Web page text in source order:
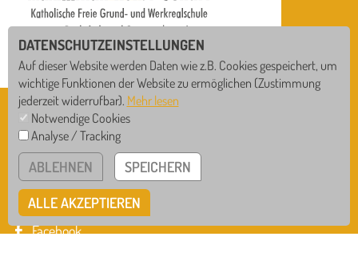
MAXIMILIAN-KOLBE-SCHULE
Bollershofstr.14 • 78628 Rottweil
Tel 0741 / 942-555-0
Mailinfo@mks-rottweil.de
Instagram
Facebook
DATENSCHUTZEINSTELLUNGEN
Auf dieser Website werden Daten wie z.B. Cookies gespeichert, um
wichtige Funktionen der Website zu ermöglichen (Zustimmung
jederzeit widerrufbar). Mehr lesen
Notwendige Cookies
Analyse / Tracking
ABLEHNEN SPEICHERN
ALLE AKZEPTIEREN